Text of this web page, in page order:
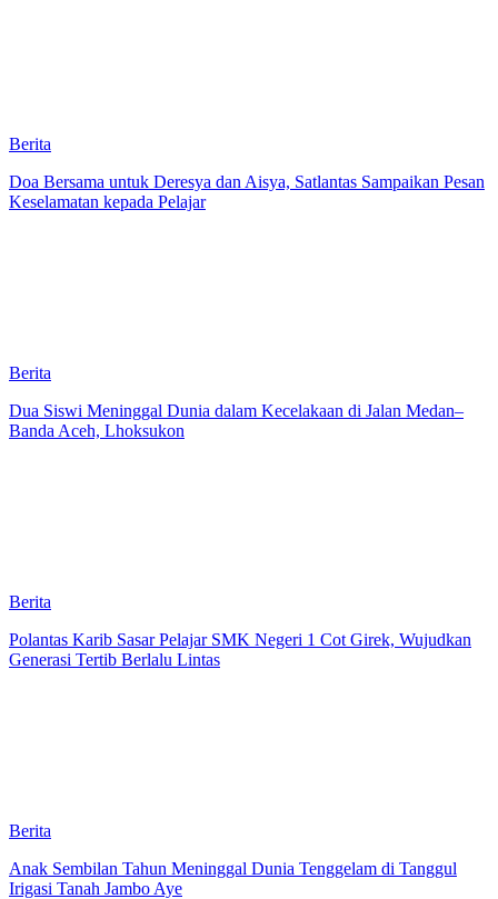
Berita
Doa Bersama untuk Deresya dan Aisya, Satlantas Sampaikan Pesan
Keselamatan kepada Pelajar
Berita
Dua Siswi Meninggal Dunia dalam Kecelakaan di Jalan Medan–
Banda Aceh, Lhoksukon
Berita
Polantas Karib Sasar Pelajar SMK Negeri 1 Cot Girek, Wujudkan
Generasi Tertib Berlalu Lintas
Berita
Anak Sembilan Tahun Meninggal Dunia Tenggelam di Tanggul
Irigasi Tanah Jambo Aye